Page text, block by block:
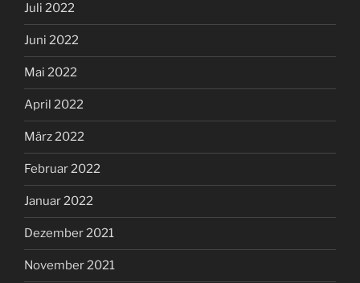
Juli 2022
Juni 2022
Mai 2022
April 2022
März 2022
Februar 2022
Januar 2022
Dezember 2021
November 2021